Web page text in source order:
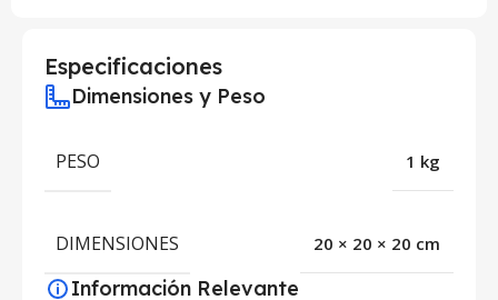
Especificaciones
Dimensiones y Peso
PESO 1 kg
DIMENSIONES 20 × 20 × 20 cm
Información Relevante